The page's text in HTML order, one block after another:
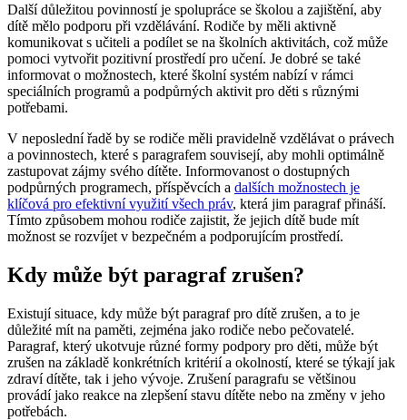
Další důležitou povinností je spolupráce se školou a zajištění, aby
dítě mělo podporu při vzdělávání. Rodiče by měli aktivně
komunikovat s učiteli a podílet se na školních aktivitách, což může
pomoci vytvořit pozitivní prostředí pro učení. Je dobré se také
informovat o možnostech, které školní systém nabízí v rámci
speciálních programů a podpůrných aktivit pro děti s různými
potřebami.
V neposlední řadě by se rodiče měli pravidelně vzdělávat o právech
a povinnostech, které s paragrafem souvisejí, aby mohli optimálně
zastupovat zájmy svého dítěte. Informovanost o dostupných
podpůrných programech, příspěvcích a dalších možnostech je
klíčová pro efektivní využití všech práv, která jim paragraf přináší.
Tímto způsobem mohou rodiče zajistit, že jejich dítě bude mít
možnost se rozvíjet v bezpečném a podporujícím prostředí.
Kdy může být paragraf zrušen?
Existují situace, kdy může být paragraf pro dítě zrušen, a to je
důležité mít na paměti, zejména jako rodiče nebo pečovatelé.
Paragraf, který ukotvuje různé formy podpory pro děti, může být
zrušen na základě konkrétních kritérií a okolností, které se týkají jak
zdraví dítěte, tak i jeho vývoje. Zrušení paragrafu se většinou
provádí jako reakce na zlepšení stavu dítěte nebo na změny v jeho
potřebách.